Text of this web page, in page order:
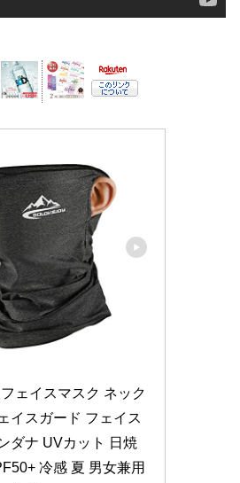
ェイスマスク ネック
イスガード フェイス
ダナ UVカット 日焼
冷感 夏 男女兼用